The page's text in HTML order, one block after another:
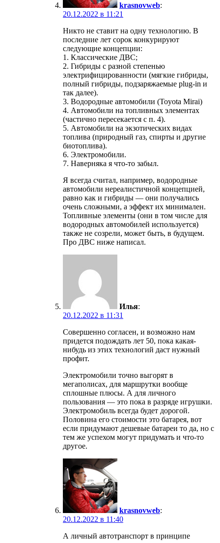
krasnovweb:
20.12.2022 в 11:21
Никто не ставит на одну технологию. В
последние лет сорок конкурируют
следующие концепции:
1. Классические ДВС;
2. Гибриды с разной степенью
электрифицированности (мягкие гибриды,
полный гибриды, подзаряжаемые plug-in и
так далее).
3. Водородные автомобили (Toyota Mirai)
4. Автомобили на топливных элементах
(частично пересекается с п. 4).
5. Автомобили на экзотических видах
топлива (природный газ, спирты и другие
биотоплива).
6. Электромобили.
7. Наверняка я что-то забыл.
Я всегда считал, например, водородные
автомобили нереалистичной концепцией,
равно как и гибриды — они получались
очень сложными, а эффект их минимален.
Топливные элементы (они в том числе для
водородных автомобилей используется)
также не созрели, может быть, в будущем.
Про ДВС ниже написал.
Илья:
20.12.2022 в 11:31
Совершенно согласен, и возможно нам
придется подождать лет 50, пока какая-
нибудь из этих технологий даст нужный
профит.
Электромобили точно выгорят в
мегаполисах, для маршрутки вообще
сплошные плюсы. А для личного
пользования — это пока в разряде игрушки.
Электромобиль всегда будет дорогой.
Половина его стоимости это батарея, вот
если придумают дешевые батареи то да, но с
тем же успехом могут придумать и что-то
другое.
krasnovweb:
20.12.2022 в 11:40
А личный автотранспорт в принципе